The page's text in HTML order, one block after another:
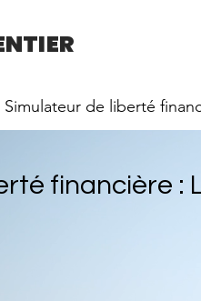
Simulateur de liberté
financière :